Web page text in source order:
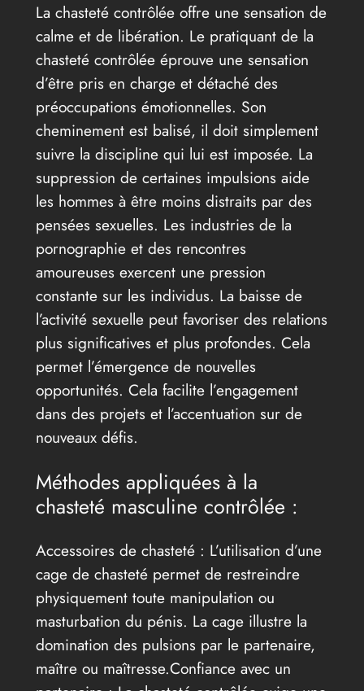
La chasteté contrôlée offre une sensation de
calme et de libération. Le pratiquant de la
chasteté contrôlée éprouve une sensation
d’être pris en charge et détaché des
préoccupations émotionnelles. Son
cheminement est balisé, il doit simplement
suivre la discipline qui lui est imposée. La
suppression de certaines impulsions aide
les hommes à être moins distraits par des
pensées sexuelles. Les industries de la
pornographie et des rencontres
amoureuses exercent une pression
constante sur les individus. La baisse de
l’activité sexuelle peut favoriser des relations
plus significatives et plus profondes. Cela
permet l’émergence de nouvelles
opportunités. Cela facilite l’engagement
dans des projets et l’accentuation sur de
nouveaux défis.
Méthodes appliquées à la
chasteté masculine contrôlée :
Accessoires de chasteté : L’utilisation d’une
cage de chasteté permet de restreindre
physiquement toute manipulation ou
masturbation du pénis. La cage illustre la
domination des pulsions par le partenaire,
maître ou maîtresse.Confiance avec un